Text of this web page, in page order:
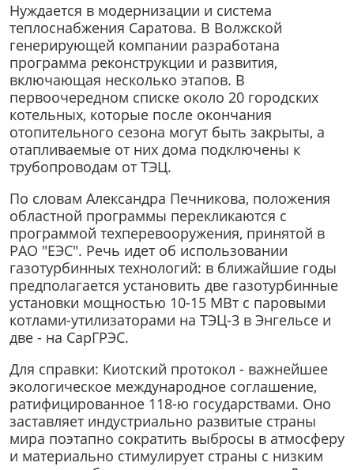
Нуждается в модернизации и система
теплоснабжения Саратова. В Волжской
генерирующей компании разработана
программа реконструкции и развития,
включающая несколько этапов. В
первоочередном списке около 20 городских
котельных, которые после окончания
отопительного сезона могут быть закрыты, а
отапливаемые от них дома подключены к
трубопроводам от ТЭЦ.
По словам Александра Печникова, положения
областной программы перекликаются с
программой техперевооружения, принятой в
РАО "ЕЭС". Речь идет об использовании
газотурбинных технологий: в ближайшие годы
предполагается установить две газотурбинные
установки мощностью 10-15 МВт с паровыми
котлами-утилизаторами на ТЭЦ-3 в Энгельсе и
две - на СарГРЭС.
Для справки: Киотский протокол - важнейшее
экологическое международное соглашение,
ратифицированное 118-ю государствами. Оно
заставляет индустриально развитые страны
мира поэтапно сократить выбросы в атмосферу
и материально стимулирует страны с низким